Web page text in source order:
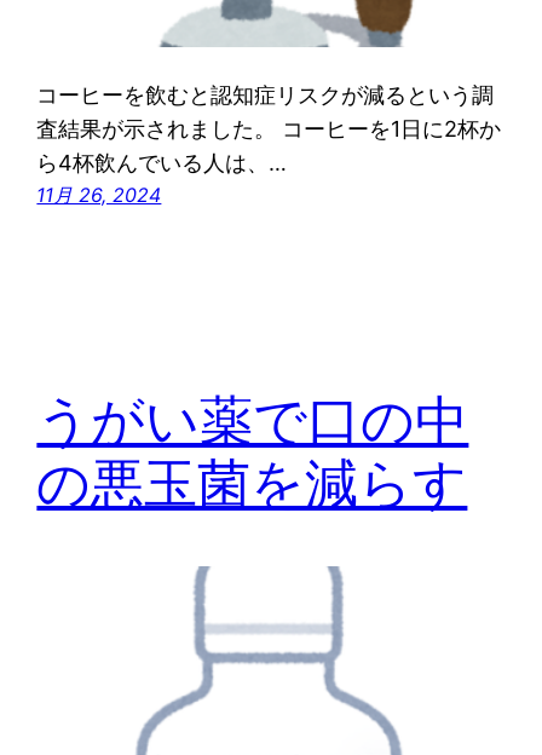
コーヒーを飲むと認知症リスクが減るという調
査結果が示されました。 コーヒーを1日に2杯か
ら4杯飲んでいる人は、…
11月 26, 2024
うがい薬で口の中
の悪玉菌を減らす